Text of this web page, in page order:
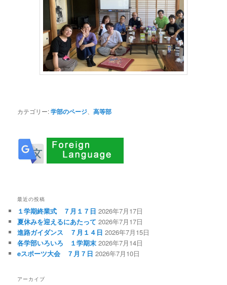
カテゴリー:学部のページ 、高等部
最近の投稿
１学期終業式 ７月１７日 2026年7月17日
夏休みを迎えるにあたって 2026年7月17日
進路ガイダンス ７月１４日 2026年7月15日
各学部いろいろ １学期末 2026年7月14日
eスポーツ大会 ７月７日 2026年7月10日
アーカイブ